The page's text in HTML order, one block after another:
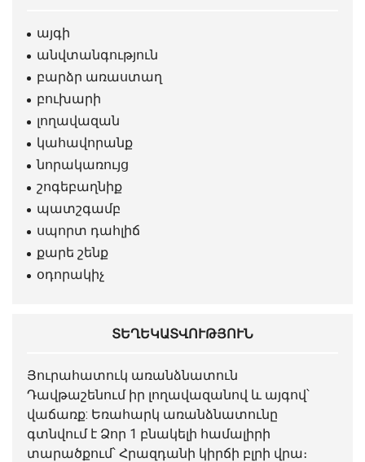
այգի
անվտանգություն
բարձր առաստաղ
բուխարի
լողավազան
կահավորանք
նորակառույց
շոգեբաղնիք
պատշգամբ
սպորտ դահլիճ
քարե շենք
օդորակիչ
ՏԵՂԵԿԱՏՎՈՒԹՅՈՒՆ
Յուրահատուկ առանձնատուն
Դավթաշենում իր լողավազանով և այգով՝
վաճառք: Եռահարկ առանձնատունը
գտնվում է Ձոր 1 բնակելի համալիրի
տարածքում՝ Հրազդանի կիրճի բլրի վրա։